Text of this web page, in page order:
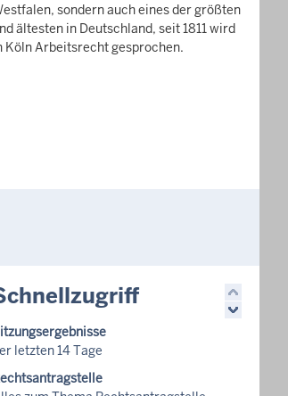
sondern auch eines der größten
ältesten in Deutschland, seit 1811 wird
Köln Arbeitsrecht gesprochen.
letzten 14 Tage